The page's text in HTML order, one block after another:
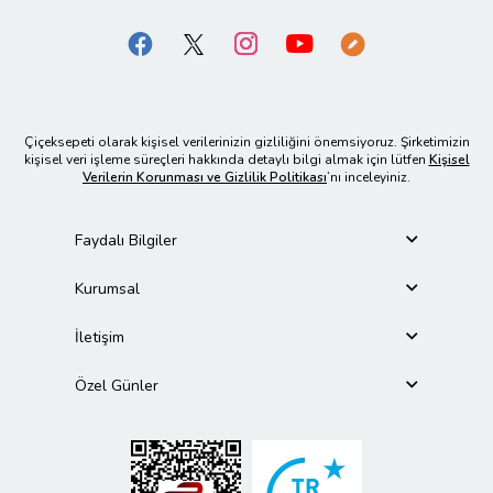
Çiçeksepeti olarak kişisel verilerinizin gizliliğini önemsiyoruz. Şirketimizin
kişisel veri işleme süreçleri hakkında detaylı bilgi almak için lütfen Kişisel
Verilerin Korunması ve Gizlilik Politikası’nı inceleyiniz.
Faydalı Bilgiler
Kurumsal
İletişim
Özel Günler